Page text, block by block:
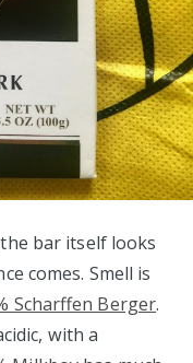
bar itself looks
comes. Smell is
Scharffen Berger.
with a